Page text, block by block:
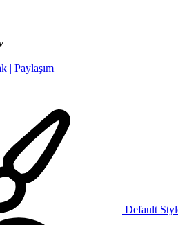
| Paylaşım
Default